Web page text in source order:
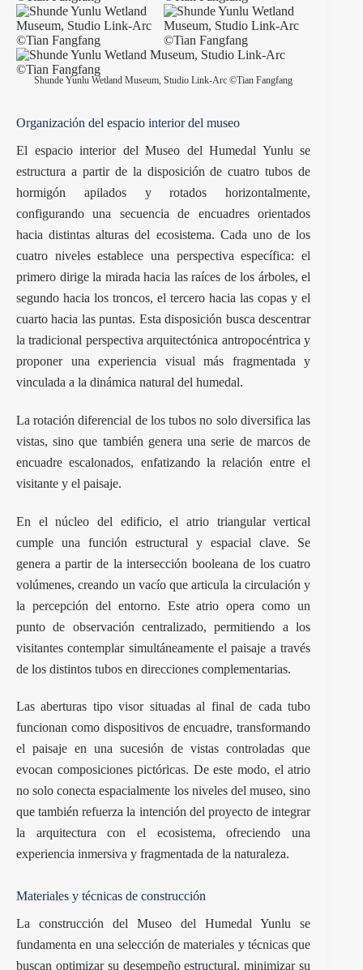
Shunde Yunlu Wetland Museum, Studio Link-Arc ©Tian Fangfang
Organización del espacio interior del museo
El espacio interior del Museo del Humedal Yunlu se
estructura a partir de la disposición de cuatro tubos de
hormigón apilados y rotados horizontalmente,
configurando una secuencia de encuadres orientados
hacia distintas alturas del ecosistema. Cada uno de los
cuatro niveles establece una perspectiva específica: el
primero dirige la mirada hacia las raíces de los árboles, el
segundo hacia los troncos, el tercero hacia las copas y el
cuarto hacia las puntas. Esta disposición busca descentrar
la tradicional perspectiva arquitectónica antropocéntrica y
proponer una experiencia visual más fragmentada y
vinculada a la dinámica natural del humedal.
La rotación diferencial de los tubos no solo diversifica las
vistas, sino que también genera una serie de marcos de
encuadre escalonados, enfatizando la relación entre el
visitante y el paisaje.
En el núcleo del edificio, el atrio triangular vertical
cumple una función estructural y espacial clave. Se
genera a partir de la intersección booleana de los cuatro
volúmenes, creando un vacío que articula la circulación y
la percepción del entorno. Este atrio opera como un
punto de observación centralizado, permitiendo a los
visitantes contemplar simultáneamente el paisaje a través
de los distintos tubos en direcciones complementarias.
Las aberturas tipo visor situadas al final de cada tubo
funcionan como dispositivos de encuadre, transformando
el paisaje en una sucesión de vistas controladas que
evocan composiciones pictóricas. De este modo, el atrio
no solo conecta espacialmente los niveles del museo, sino
que también refuerza la intención del proyecto de integrar
la arquitectura con el ecosistema, ofreciendo una
experiencia inmersiva y fragmentada de la naturaleza.
Materiales y técnicas de construcción
La construcción del Museo del Humedal Yunlu se
fundamenta en una selección de materiales y técnicas que
buscan optimizar su desempeño estructural, minimizar su